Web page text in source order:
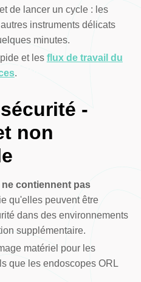
de lancer un cycle : les
instruments délicats
minutes.
et les flux de travail du
.
-
non
ne contiennent pas
qu'elles peuvent être
dans des environnements
supplémentaire.
matériel pour les
que les endoscopes ORL